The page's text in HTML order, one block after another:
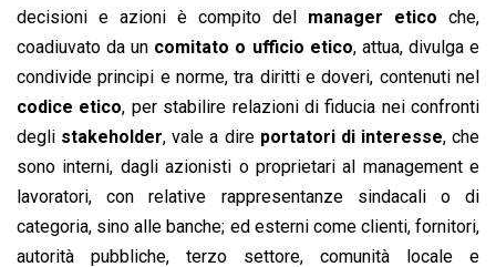
decisioni e azioni è compito del manager etico che,
coadiuvato da un comitato o ufficio etico, attua, divulga e
condivide principi e norme, tra diritti e doveri, contenuti nel
codice etico, per stabilire relazioni di fiducia nei confronti
degli stakeholder, vale a dire portatori di interesse, che
sono interni, dagli azionisti o proprietari al management e
lavoratori, con relative rappresentanze sindacali o di
categoria, sino alle banche; ed esterni come clienti, fornitori,
autorità pubbliche, terzo settore, comunità locale e